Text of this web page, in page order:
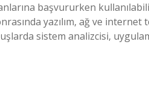
başvururken
yazılım, ağ ve
sistem analizcisi,